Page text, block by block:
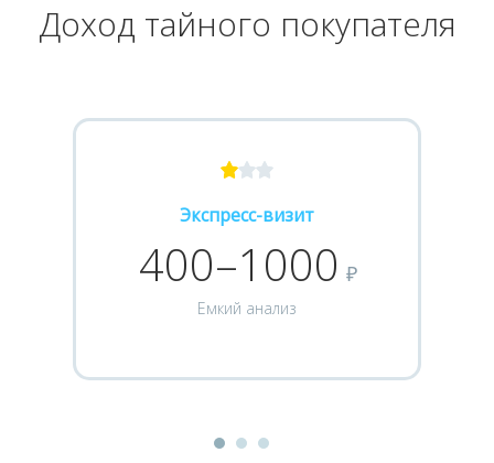
Доход тайного покупателя
Экспресс-визит
400–1000 ₽
Емкий анализ